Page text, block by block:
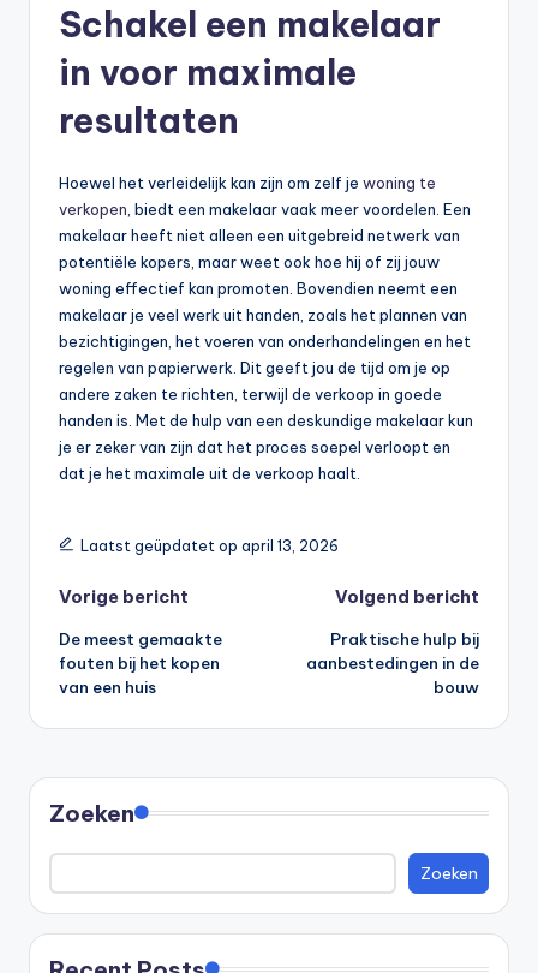
Schakel een makelaar
in voor maximale
resultaten
Hoewel het verleidelijk kan zijn om zelf je woning te
verkopen, biedt een makelaar vaak meer voordelen. Een
makelaar heeft niet alleen een uitgebreid netwerk van
potentiële kopers, maar weet ook hoe hij of zij jouw
woning effectief kan promoten. Bovendien neemt een
makelaar je veel werk uit handen, zoals het plannen van
bezichtigingen, het voeren van onderhandelingen en het
regelen van papierwerk. Dit geeft jou de tijd om je op
andere zaken te richten, terwijl de verkoop in goede
handen is. Met de hulp van een deskundige makelaar kun
je er zeker van zijn dat het proces soepel verloopt en
dat je het maximale uit de verkoop haalt.
Laatst geüpdatet op april 13, 2026
Vorige bericht
De meest gemaakte
fouten bij het kopen
van een huis
Volgend bericht
Praktische hulp bij
aanbestedingen in de
bouw
Zoeken
Zoeken